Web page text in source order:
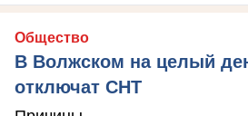
Общество
В Волжском на целый
отключат СНТ